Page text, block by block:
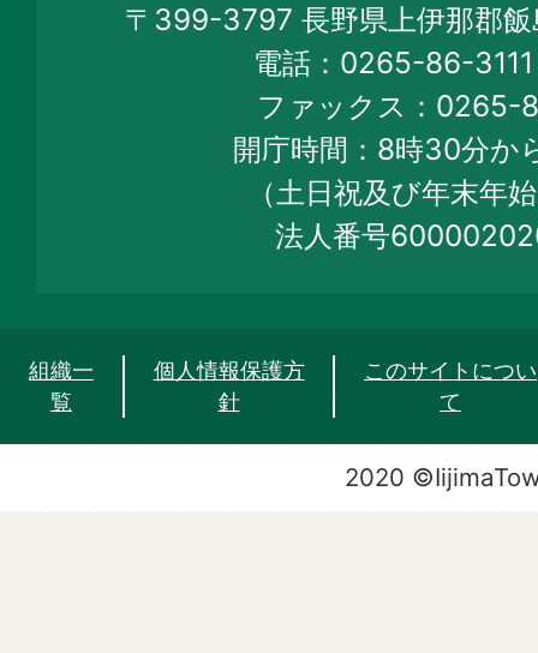
Town
Official
Web
Site
〒399-3797 長野県上伊那郡
電話：0265-86-
ファックス：0265-
開庁時間：8時30分か
（土日祝及び年末年
法人番号
組織一
覧
個人情報保護方
針
このサイトについ
て
2020